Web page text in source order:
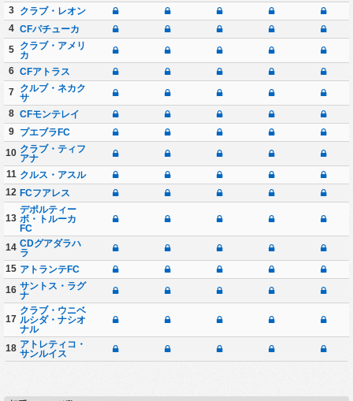
3 クラブ・レオン
4 CFパチューカ
5
クラブ・アメリ
カ
6 CFアトラス
7
クルブ・ネカク
サ
8 CFモンテレイ
9 プエブラFC
10 クラブ・ティフ
アナ
11 クルス・アスル
12 FCフアレス
13
デポルティー
ボ・トルーカ
FC
14 CDグアダラハ
ラ
15 アトランテFC
16 サントス・ラグ
ナ
17
クラブ・ウニベ
ルシダ・ナシオ
ナル
18 アトレティコ・
サンルイス